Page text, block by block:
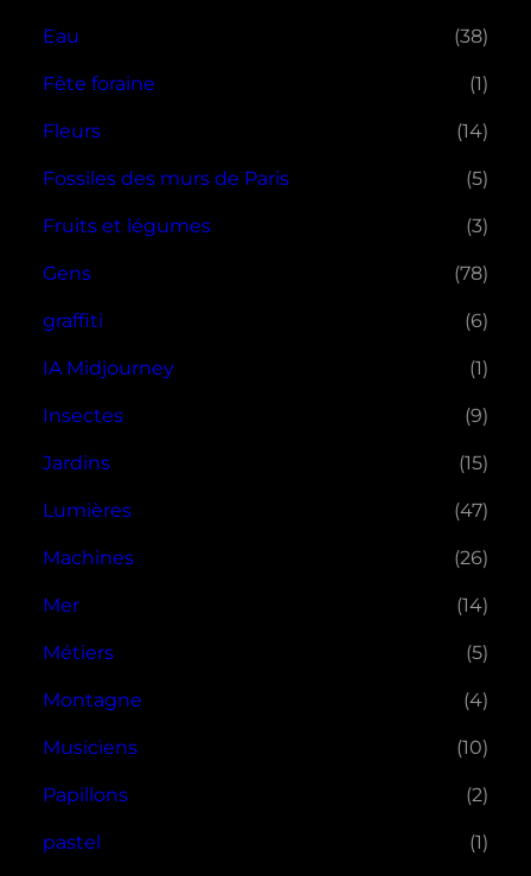
Eau (38)
Fête foraine (1)
Fleurs (14)
Fossiles des murs de Paris (5)
Fruits et légumes (3)
Gens (78)
graffiti (6)
IA Midjourney (1)
Insectes (9)
Jardins (15)
Lumières (47)
Machines (26)
Mer (14)
Métiers (5)
Montagne (4)
Musiciens (10)
Papillons (2)
pastel (1)